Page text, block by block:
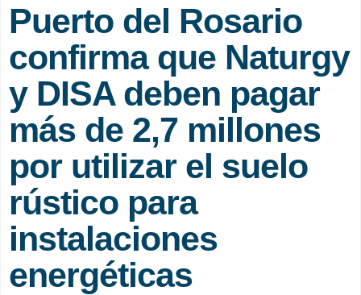
Puerto del Rosario
confirma que Naturgy
y DISA deben pagar
más de 2,7 millones
por utilizar el suelo
rústico para
instalaciones
energéticas